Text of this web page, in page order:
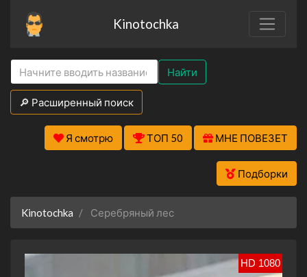
Kinotochka
Найти
🔎 Расширенный поиск
Я смотрю ТОП 50 МНЕ ПОВЕЗЕТ
Подборки
Kinotochka Серебряный лес
HD 1080